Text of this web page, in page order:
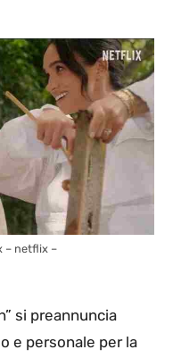
– netflix –
si preannuncia
e personale per la